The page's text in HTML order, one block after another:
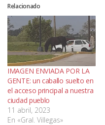
Relacionado
IMAGEN ENVIADA POR LA
GENTE: un caballo suelto en
el acceso principal a nuestra
ciudad pueblo
11 abril, 2023
En «Gral. Villegas»